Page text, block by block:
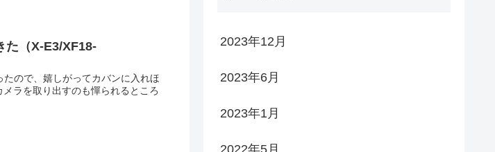
た（X-E3/XF18-
ので、嬉しがってカバンに入れほ
ラを取り出すのも憚られるところ
2023年12月
2023年6月
2023年1月
2022年5月